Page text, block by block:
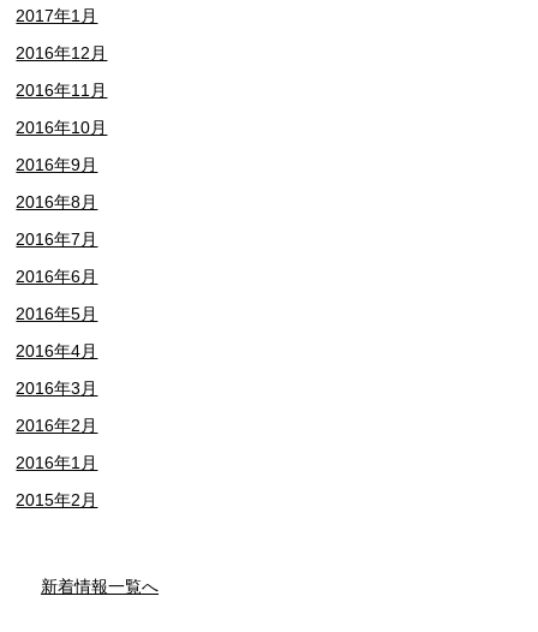
2017年1月
2016年12月
2016年11月
2016年10月
2016年9月
2016年8月
2016年7月
2016年6月
2016年5月
2016年4月
2016年3月
2016年2月
2016年1月
2015年2月
新着情報一覧へ